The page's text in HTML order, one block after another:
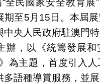
全民國家安全教育展
期至5月15日。本屆
中央人民政府駐澳門
辦，以《統籌發展
為主題，首度引入
多語種導賞服務，並